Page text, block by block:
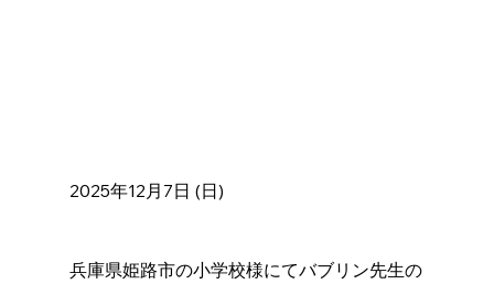
2025年12月7日 (日)
兵庫県姫路市の小学校様にてバブリン先生の